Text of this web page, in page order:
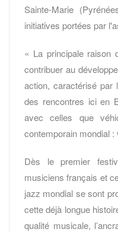
Sainte-Marie
initiatives portées par
« La principale raison
contribuer au
action, caractérisé par
des rencontres ici en
avec celles que
contemporain mondial
Dès le premier
musiciens français et
jazz mondial se sont
cette déjà longue
qualité musicale,